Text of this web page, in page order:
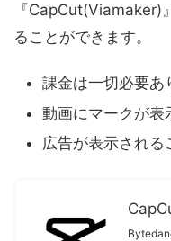
『CapCut(Viamaker)
ることができます。
課金は一切必要あ
動画にマークが表
広告が表示される